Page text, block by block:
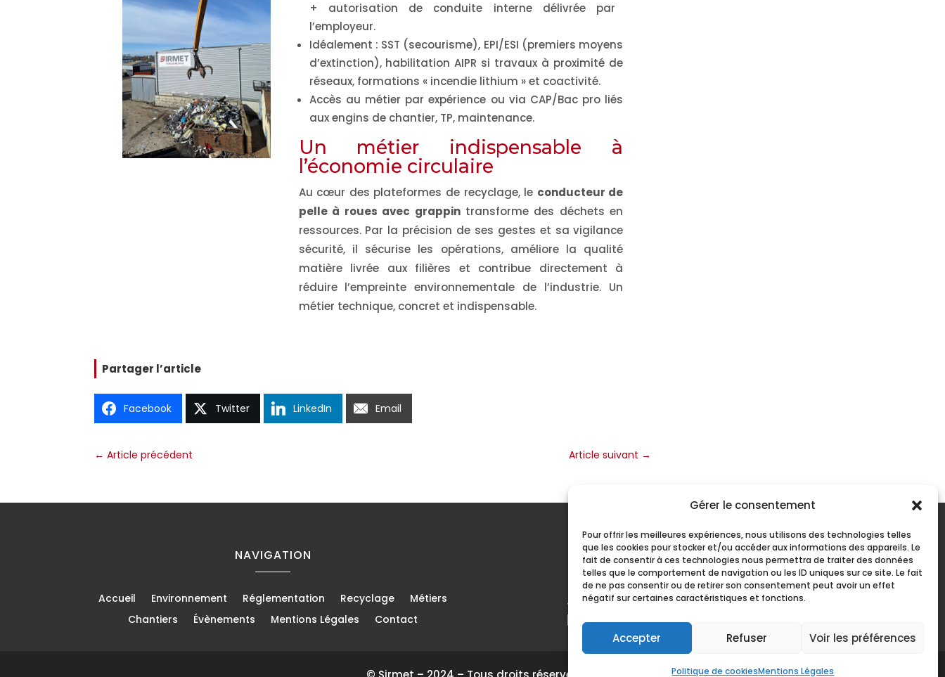
Gérer le consentement
Pour offrir les meilleures expériences, nous utilisons des technologies telles
que les cookies pour stocker et/ou accéder aux informations des appareils. Le
fait de consentir à ces technologies nous permettra de traiter des données
telles que le comportement de navigation ou les ID uniques sur ce site. Le fait
de ne pas consentir ou de retirer son consentement peut avoir un effet
négatif sur certaines caractéristiques et fonctions.
Accepter Refuser Voir les préférences
Politique de cookiesMentions Légales
+ autorisation de conduite internedélivrée par
l’employeur.
Idéalement : SST (secourisme), EPI/ESI (premiers moyens
d’extinction), habilitationAIPR si travaux à proximité de
réseaux, formations « incendie lithium » et coactivité.
Accès au métier par expérience ou via CAP/Bac pro liés
aux engins de chantier, TP, maintenance.
Un métier indispensable à
l’économie circulaire
Au cœur des plateformes de recyclage, le conducteur de
pelle à roues avec grappin transforme des déchets en
ressources. Par la précision de ses gestes et sa vigilance
sécurité, il sécurise les opérations, améliore la qualité
matièrelivrée aux filières et contribue directement à
réduire l’empreinte environnementale de l’industrie. Un
métier technique, concret et indispensable.
Partager l’article
Facebook Twitter LinkedIn Email
←Article précédent Article suivant →
NAVIGATION
Accueil Environnement Réglementation Recyclage
Métiers
Chantiers
Évènements Mentions Légales Contact
EN PARTENARIAT AVEC